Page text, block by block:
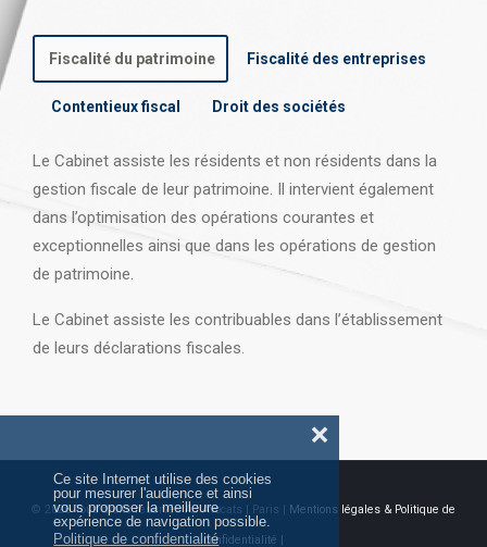
Ce site Internet utilise des cookies
pour mesurer l'audience et ainsi
vous proposer la meilleure
expérience de navigation possible.
Politique de confidentialité
❌
Fiscalité du patrimoine Fiscalité des entreprises
Contentieux fiscal Droit des sociétés
Le Cabinet assiste les résidents et non résidents dans la
gestion fiscale de leur patrimoine. Il intervient également
dans l’optimisation des opérations courantes et
exceptionnelles ainsi que dans les opérations de gestion
de patrimoine.
Le Cabinet assiste les contribuables dans l’établissement
de leurs déclarations fiscales.
© 2026 Tous droits réservés AJ Avocats | Paris | Mentions légales & Politique de
confidentialité |